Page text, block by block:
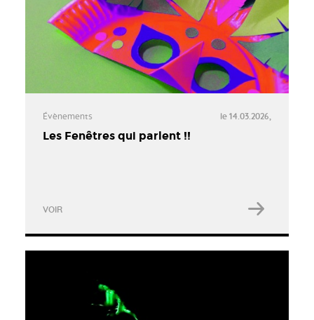
Évènements le 14.03.2026,
Les Fenêtres qui parlent !!
VOIR